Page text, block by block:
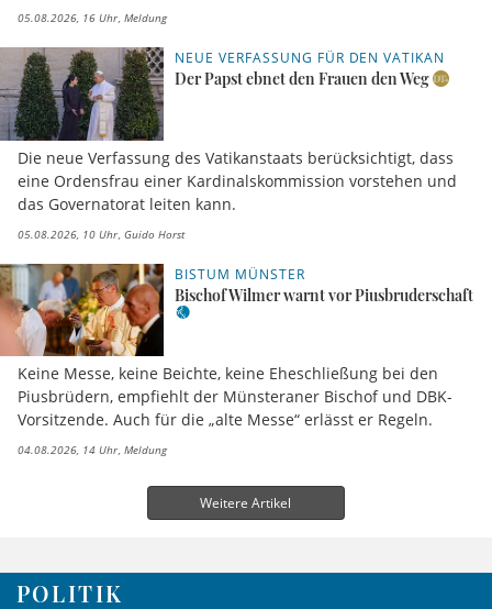
05.08.2026, 16 Uhr Meldung
NEUE VERFASSUNG FÜR DEN VATIKAN
Der Papst ebnet den Frauen den Weg
Die neue Verfassung des Vatikanstaats berücksichtigt, dass
eine Ordensfrau einer Kardinalskommission vorstehen und
das Governatorat leiten kann.
05.08.2026, 10 Uhr Guido Horst
BISTUM MÜNSTER
Bischof Wilmer warnt vor Piusbruderschaft
Keine Messe, keine Beichte, keine Eheschließung bei den
Piusbrüdern, empfiehlt der Münsteraner Bischof und DBK-
Vorsitzende. Auch für die „alte Messe“ erlässt er Regeln.
04.08.2026, 14 Uhr Meldung
Weitere Artikel
POLITIK